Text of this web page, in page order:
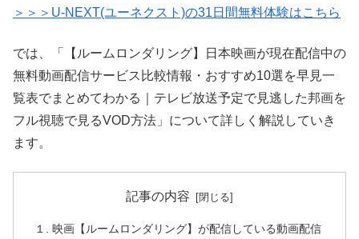
＞＞＞U-NEXT(ユーネクスト)の31日間無料体験はこちら
では、「【ルームロンダリング】日本映画が現在配信中の
無料動画配信サービス比較情報・おすすめ10選を早見一
覧表でまとめてわかる｜テレビ放送予定で見逃した邦画を
フル視聴で見るVOD方法」について詳しく解説していき
ます。
記事の内容
１. 映画【ルームロンダリング】が配信している動画配信